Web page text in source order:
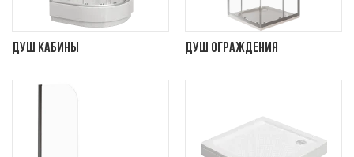
Душ кабины Душ ограждения